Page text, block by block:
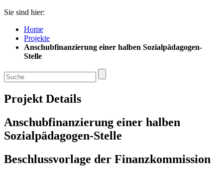
Sie sind hier:
Home
Projekte
Anschubfinanzierung einer halben Sozialpädagogen-
Stelle
Projekt Details
Anschubfinanzierung einer halben
Sozialpädagogen-Stelle
Beschlussvorlage der Finanzkommission